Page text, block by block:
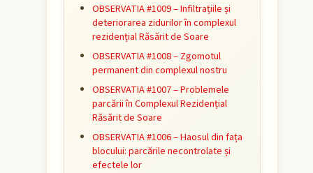
OBSERVATIA #1009 – Infiltrațiile și
deteriorarea zidurilor în complexul
rezidențial Răsărit de Soare
OBSERVATIA #1008 – Zgomotul
permanent din complexul nostru
OBSERVATIA #1007 – Problemele
parcării în Complexul Rezidențial
Răsărit de Soare
OBSERVATIA #1006 – Haosul din fața
blocului: parcările necontrolate și
efectele lor